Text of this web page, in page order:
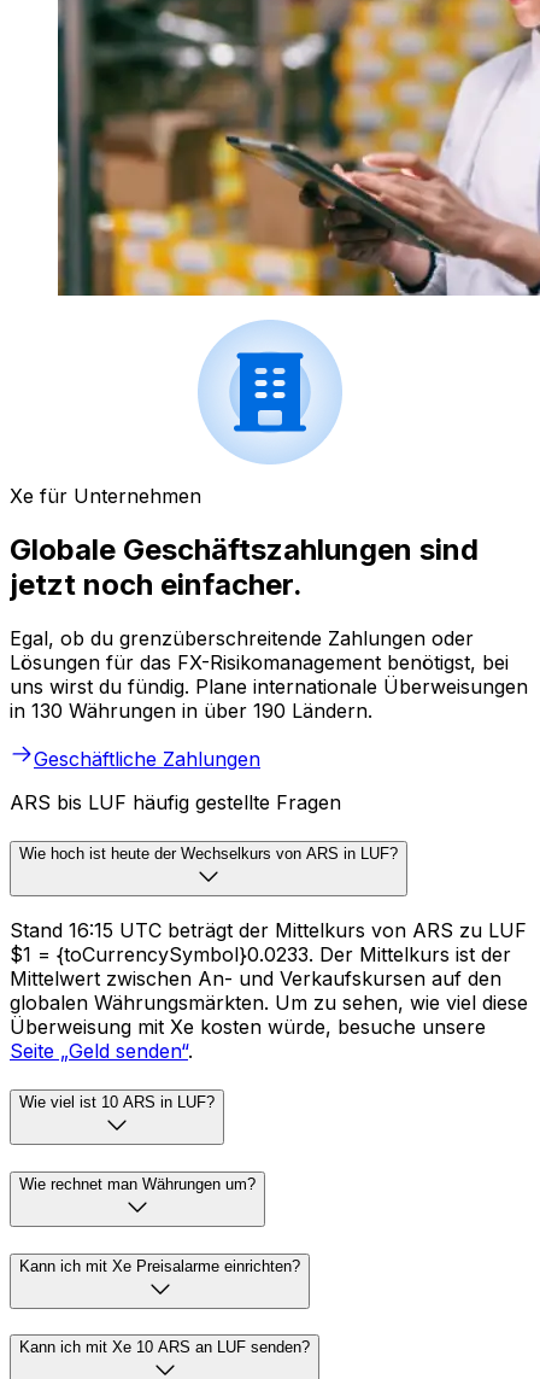
Xe für Unternehmen
Globale Geschäftszahlungen sind
jetzt noch einfacher.
Egal, ob du grenzüberschreitende Zahlungen oder
Lösungen für das FX-Risikomanagement benötigst, bei
uns wirst du fündig. Plane internationale Überweisungen
in 130 Währungen in über 190 Ländern.
Geschäftliche Zahlungen
ARS bis LUF häufig gestellte Fragen
Wie hoch ist heute der Wechselkurs von ARS in LUF?
Stand 16:15 UTC beträgt der Mittelkurs von ARS zu LUF
$1 = {toCurrencySymbol}0.0233. Der Mittelkurs ist der
Mittelwert zwischen An- und Verkaufskursen auf den
globalen Währungsmärkten. Um zu sehen, wie viel diese
Überweisung mit Xe kosten würde, besuche unsere
Seite „Geld senden“.
Wie viel ist 10 ARS in LUF?
Wie rechnet man Währungen um?
Kann ich mit Xe Preisalarme einrichten?
Kann ich mit Xe 10 ARS an LUF senden?